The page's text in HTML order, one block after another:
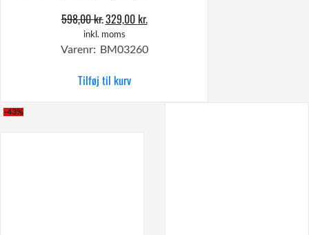
598,00kr.Den
oprindelige
pris
598,00 kr..
329,00kr.
pris
inkl. moms
Varenr: BM03260
Tilføj til kurv
-43%